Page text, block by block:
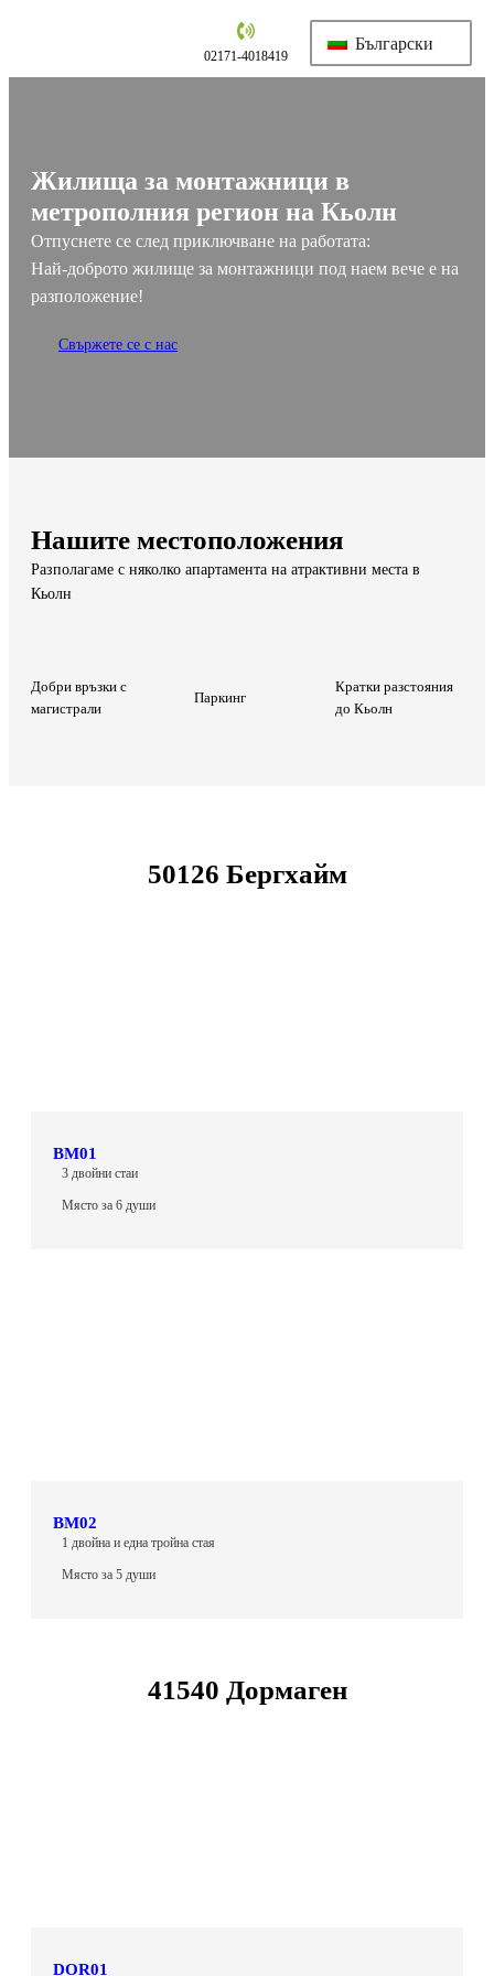
02171-4018419
Български
Жилища за монтажници в
метрополния регион на Кьолн
Отпуснете се след приключване на работата:
Най-доброто жилище за монтажници под наем вече е на
разположение!
Свържете се с нас
Нашите местоположения
Разполагаме с няколко апартамента на атрактивни места в
Кьолн
Добри връзки с
магистрали
Паркинг
Кратки разстояния
до Кьолн
50126 Бергхайм
BM01
3 двойни стаи
Място за 6 души
BM02
1 двойна и една тройна стая
Място за 5 души
41540 Дормаген
DOR01